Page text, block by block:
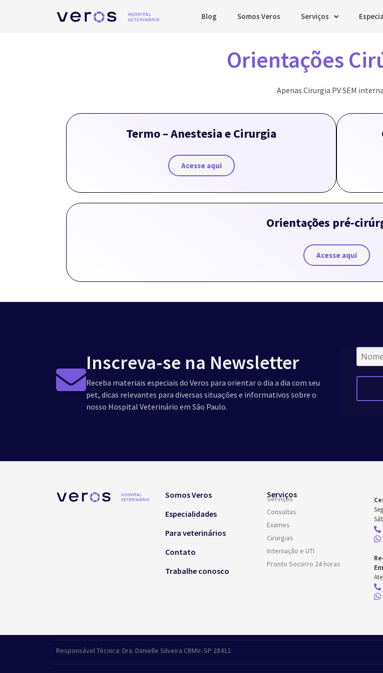
Blog Somos Veros Serviços
Orientações
Apenas Cirurgia PV SEM
Termo – Anestesia e Cirurgia
Acesse aqui
Orientações pré-
Acesse aqui
Inscreva-se na Newsletter
Receba materiais especiais do Veros para orientar o dia a dia com seu
pet, dicas relevantes para diversas situações e informativos sobre o
nosso Hospital Veterinário em São Paulo.
Somos Veros
Especialidades
Para veterinários
Contato
Trabalhe conosco
Serviços
Serviços
Consultas
Exames
Cirurgias
Internação e UTI
Pronto Socorro 24 horas
Responsável Técnica: Dra. Danielle Silveira CRMV- SP 28412